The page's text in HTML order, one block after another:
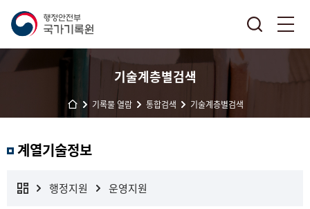
기술계층별검색
기록물 열람 통합검색 기술계층별검색
계열기술정보
행정지원 운영지원